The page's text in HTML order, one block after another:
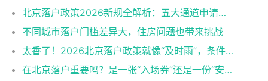
北京落户政策2026新规全解析：五大通道申请要求与福利
不同城市落户门槛差异大，住房问题也带来挑战
太香了！2026北京落户政策就像“及时雨”，条件降低超乎想象
在北京落户重要吗？是一张“入场券”还是一份“安全感”？